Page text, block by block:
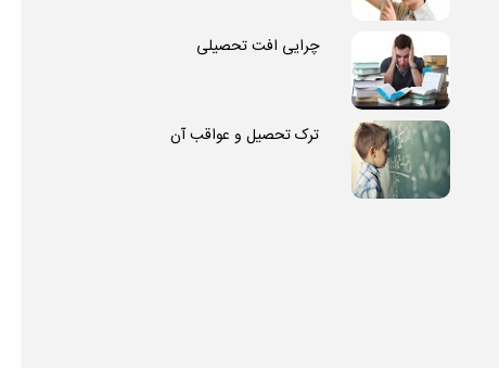
چرایی افت تحصیلی
ترک تحصیل و عواقب آن